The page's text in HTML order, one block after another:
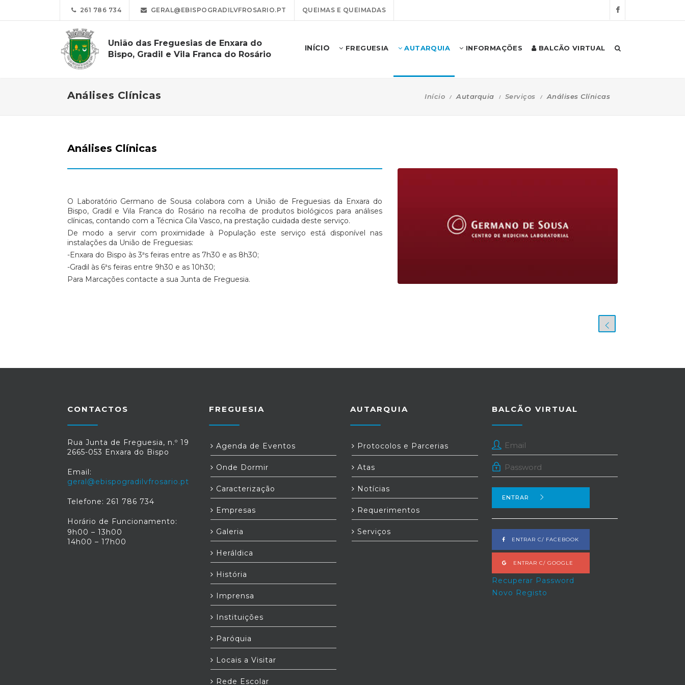
261 786 734 GERAL@EBISPOGRADILVFROSARIO.PT QUEIMAS E QUEIMADAS
União das Freguesias de Enxara do
Bispo, Gradil e Vila Franca do Rosário
INÍCIO FREGUESIA AUTARQUIA INFORMAÇÕES BALCÃO VIRTUAL
Análises Clínicas Início Autarquia Serviços Análises Clínicas
Análises Clínicas
O Laboratório Germano de Sousa colabora com a União de Freguesias da Enxara do
Bispo, Gradil e Vila Franca do Rosário na recolha de produtos biológicos para análises
clínicas, contando com a Técnica Cila Vasco, na prestação cuidada deste serviço.
De modo a servir com proximidade à População este serviço está disponível nas
instalações da União de Freguesias:
-Enxara do Bispo às 3ªs feiras entre as 7h30 e as 8h30;
-Gradil às 6ªs feiras entre 9h30 e as 10h30;
Para Marcações contacte a sua Junta de Freguesia.
CONTACTOS
Rua Junta de Freguesia, n.º 19
2665-053 Enxara do Bispo
Email:
geral@ebispogradilvfrosario.pt
Telefone: 261 786 734
Horário de Funcionamento:
9h00 – 13h00
14h00 – 17h00
FREGUESIA
Agenda de Eventos
Onde Dormir
Caracterização
Empresas
Galeria
Heráldica
História
Imprensa
Instituições
Paróquia
Locais a Visitar
Rede Escolar
AUTARQUIA
Protocolos e Parcerias
Atas
Notícias
Requerimentos
Serviços
BALCÃO VIRTUAL
ENTRAR
ENTRAR C/ FACEBOOK
ENTRAR C/ GOOGLE
Recuperar Password
Novo Registo